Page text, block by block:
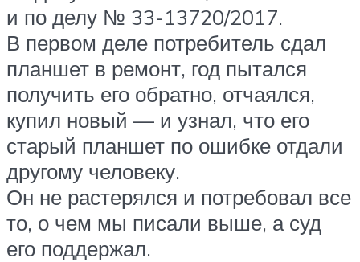
и по делу № 33-13720/2017.
В первом деле потребитель сдал
планшет в ремонт, год пытался
получить его обратно, отчаялся,
купил новый — и узнал, что его
старый планшет по ошибке отдали
другому человеку.
Он не растерялся и потребовал все
то, о чем мы писали выше, а суд
его поддержал.